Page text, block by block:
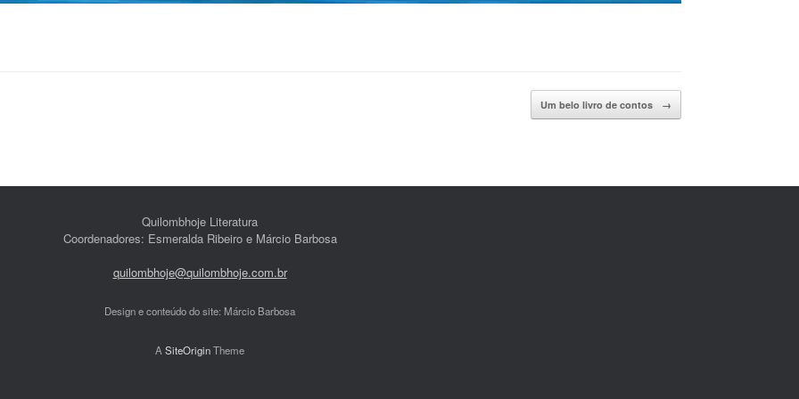
Um belo livro de contos →
Quilombhoje Literatura
Coordenadores: Esmeralda Ribeiro e Márcio Barbosa
quilombhoje@quilombhoje.com.br
Design e conteúdo do site: Márcio Barbosa
A SiteOriginTheme